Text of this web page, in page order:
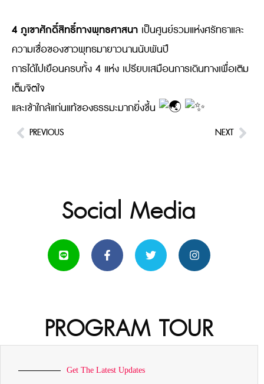
4 ภูเขาศักดิ์สิทธิ์ทางพุทธศาสนา เป็นศูนย์รวมแห่งศรัทธาและ
ความเชื่อของชาวพุทธมายาวนานนับพันปี
การได้ไปเยือนครบทั้ง 4 แห่ง เปรียบเสมือนการเดินทางเพื่อเติม
เต็มจิตใจ
และเข้าใกล้แก่นแท้ของธรรมะมากยิ่งขึ้น
PREVIOUS NEXT
Social Media
PROGRAM TOUR
Get The Latest Updates